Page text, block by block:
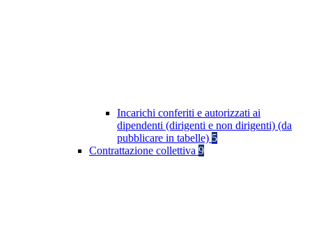
Incarichi conferiti e autorizzati ai
dipendenti (dirigenti e non dirigenti) (da
pubblicare in tabelle) 5
Contrattazione collettiva 9